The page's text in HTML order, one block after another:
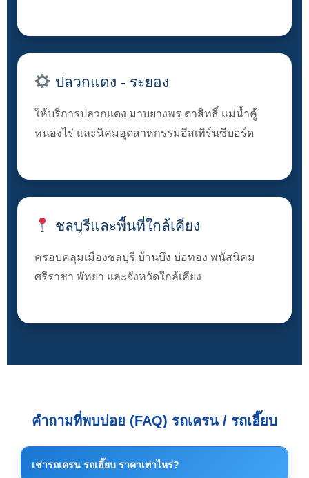
ปลวกแดง - ระยอง
ให้บริการปลวกแดง มาบยางพร ตาสิทธิ์ แม่น้ำคู้
หนองไร่ และนิคมอุตสาหกรรมอีสเทิร์นซีบอร์ด
ชลบุรีและพื้นที่ใกล้เคียง
ครอบคลุมเมืองชลบุรี บ้านบึง บ่อทอง พนัสนิคม
ศรีราชา พัทยา และจังหวัดใกล้เคียง
คำถามที่พบบ่อย (FAQ) รถเครน / รถเฮี๊ยบ
เช่ารถเครน รถเฮี๊ยบ ราคาเท่าไหร่?